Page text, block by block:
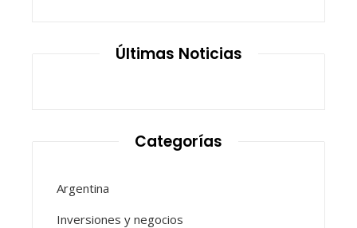
Últimas Noticias
Categorías
Argentina
Inversiones y negocios